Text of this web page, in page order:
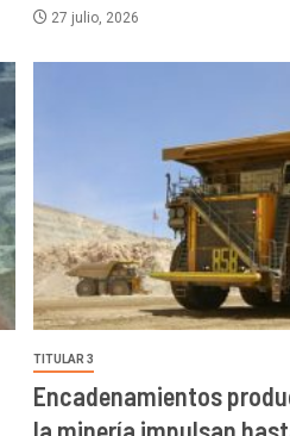
27 julio, 2026
TITULAR 3
Encadenamientos